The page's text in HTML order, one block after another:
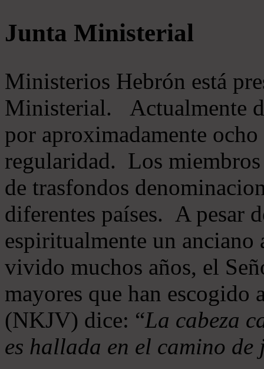
Junta Ministerial
Ministerios Hebrón está
Ministerial. Actualmente
por aproximadamente
regularidad. Los
de trasfondos
diferentes países. A pesar
espiritualmente un
vivido muchos años, el
mayores que han
(NKJV) dice: “La cabeza
es hallada en el camino de